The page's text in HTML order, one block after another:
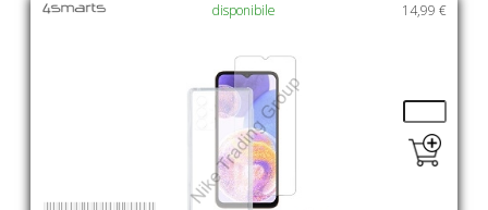
14,99 €
disponibile